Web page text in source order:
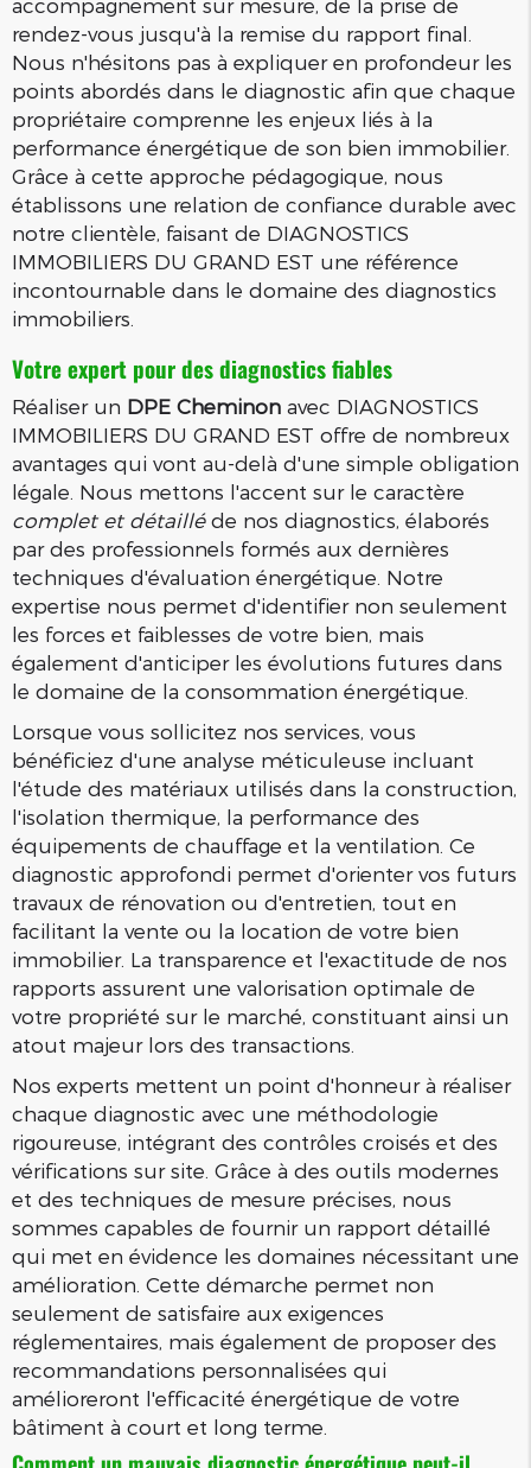
accompagnement sur mesure, de la prise de
rendez-vous jusqu'à la remise du rapport final.
Nous n'hésitons pas à expliquer en profondeur les
points abordés dans le diagnostic afin que chaque
propriétaire comprenne les enjeux liés à la
performance énergétique de son bien immobilier.
Grâce à cette approche pédagogique, nous
établissons une relation de confiance durable avec
notre clientèle, faisant de DIAGNOSTICS
IMMOBILIERS DU GRAND EST une référence
incontournable dans le domaine des diagnostics
immobiliers.
Votre expert pour des diagnostics fiables
Réaliser un DPE Cheminon avec DIAGNOSTICS
IMMOBILIERS DU GRAND EST offre de nombreux
avantages qui vont au-delà d'une simple obligation
légale. Nous mettons l'accent sur le caractère
complet et détailléde nos diagnostics, élaborés
par des professionnels formés aux dernières
techniques d'évaluation énergétique. Notre
expertise nous permet d'identifier non seulement
les forces et faiblesses de votre bien, mais
également d'anticiper les évolutions futures dans
le domaine de la consommation énergétique.
Lorsque vous sollicitez nos services, vous
bénéficiez d'une analyse méticuleuse incluant
l'étude des matériaux utilisés dans la construction,
l'isolation thermique, la performance des
équipements de chauffage et la ventilation. Ce
diagnostic approfondi permet d'orienter vos futurs
travaux de rénovation ou d'entretien, tout en
facilitant la vente ou la location de votre bien
immobilier. La transparence et l'exactitude de nos
rapports assurent une valorisation optimale de
votre propriété sur le marché, constituant ainsi un
atout majeur lors des transactions.
Nos experts mettent un point d'honneur à réaliser
chaque diagnostic avec une méthodologie
rigoureuse, intégrant des contrôles croisés et des
vérifications sur site. Grâce à des outils modernes
et des techniques de mesure précises, nous
sommes capables de fournir un rapport détaillé
qui met en évidence les domaines nécessitant une
amélioration. Cette démarche permet non
seulement de satisfaire aux exigences
réglementaires, mais également de proposer des
recommandations personnalisées qui
amélioreront l'efficacité énergétique de votre
bâtiment à court et long terme.